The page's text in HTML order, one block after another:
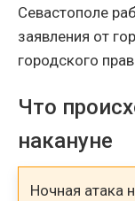
Севастополе
заявления от
городского
Что
накануне
Ночная атака